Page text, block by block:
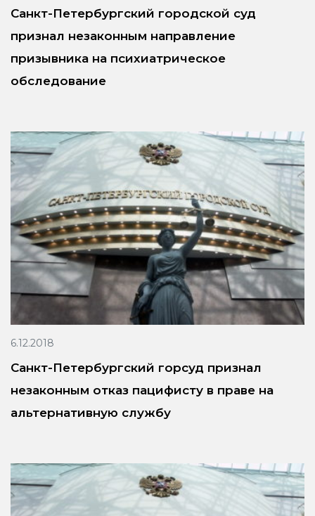
Санкт-Петербургский городской суд
признал незаконным направление
призывника на психиатрическое
обследование
6.12.2018
Санкт-Петербургский горсуд признал
незаконным отказ пацифисту в праве на
альтернативную службу